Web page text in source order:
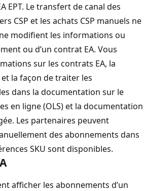
EPT. Le transfert de canal des
CSP et les achats CSP manuels ne
modifient les informations ou
ou d’un contrat EA. Vous
sur les contrats EA, la
et la façon de traiter les
dans la documentation sur le
en ligne (OLS) et la documentation
Les partenaires peuvent
des abonnements dans
SKU sont disponibles.
afficher les abonnements d’un